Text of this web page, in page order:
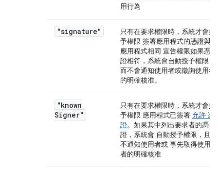
用行為
"signature"
只有在要求權限時，系統才會授
予權限 簽署應用程式的憑證與
應用程式相同 宣告權限如果憑
證相符，系統會自動授予權限，
而不會通知使用者或徵詢使用者
的明確核准。
"known
Signer"
只有在要求權限時，系統才會授
予權限 應用程式已簽署 允許 憑
證。如果其中列出要求者的憑
證，系統會 自動授予權限，且
不通知使用者或 事先取得使用
者的明確核准